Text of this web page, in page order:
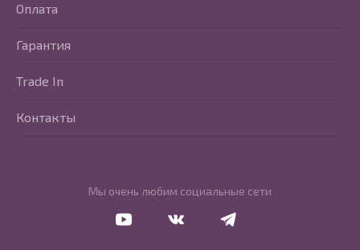
Мы очень любим социальные сети
Перейти в VkontakteПерейти в Telegram
Оплата
Гарантия
Trade In
Контакты